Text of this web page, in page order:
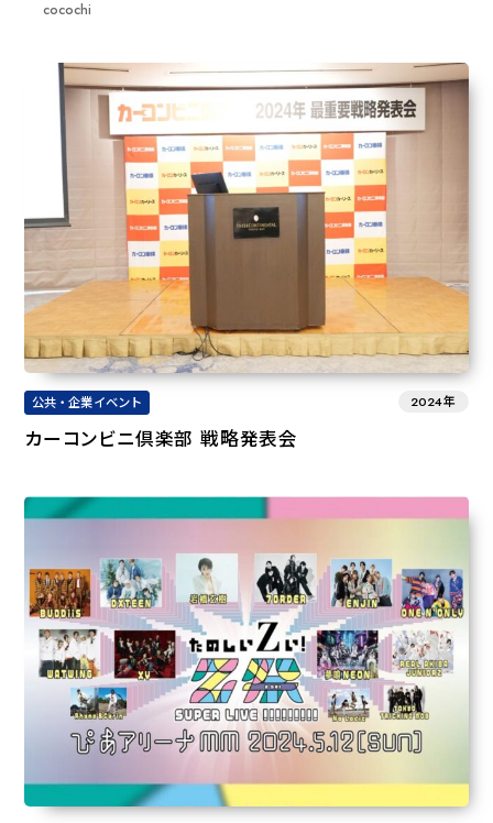
cocochi
公共・企業イベント 2024年
カーコンビニ倶楽部 戦略発表会